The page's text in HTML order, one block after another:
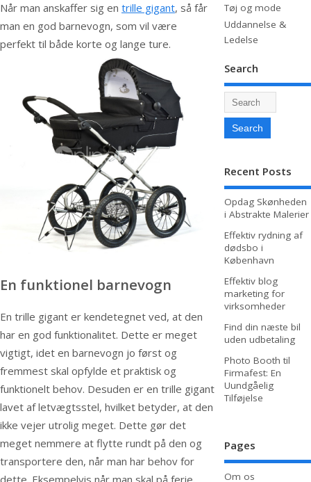
Når man anskaffer sig en trille gigant, så får
man en god barnevogn, som vil være
perfekt til både korte og lange ture.
En funktionel barnevogn
En trille gigant er kendetegnet ved, at den
har en god funktionalitet. Dette er meget
vigtigt, idet en barnevogn jo først og
fremmest skal opfylde et praktisk og
funktionelt behov. Desuden er en trille gigant
lavet af letvægtsstel, hvilket betyder, at den
ikke vejer utrolig meget. Dette gør det
meget nemmere at flytte rundt på den og
transportere den, når man har behov for
Tøj og mode
Uddannelse &
Ledelse
Search
Recent Posts
Opdag Skønheden
i Abstrakte Malerier
Effektiv rydning af
dødsbo i
København
Effektiv blog
marketing for
virksomheder
Find din næste bil
uden udbetaling
Photo Booth til
Firmafest: En
Uundgåelig
Tilføjelse
Pages
Om os